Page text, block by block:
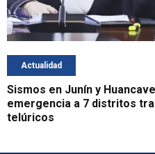
Actualidad
Sismos en Junín y
emergencia a 7 distritos
telúricos